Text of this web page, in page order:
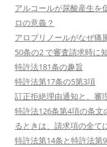
アルコールが尿酸産生を
ロの意義？
アロプリノールがなぜ痛
50条の2 で審査請求時に
特許法181条の趣旨
特許法第17条の5第3項
訂正拒絶理由通知と、審
特許法126条第4項の条
るときは、請求項の全て
特許法第14条と特許法第